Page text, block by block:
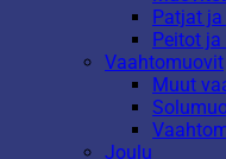
Patjat
Peitot
Vaahtomuovit
Muut
Joulu